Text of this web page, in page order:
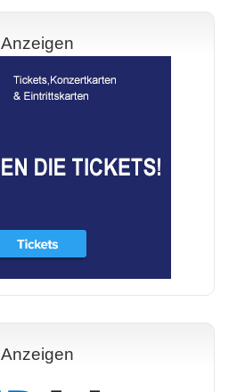
Anzeigen
Anzeigen